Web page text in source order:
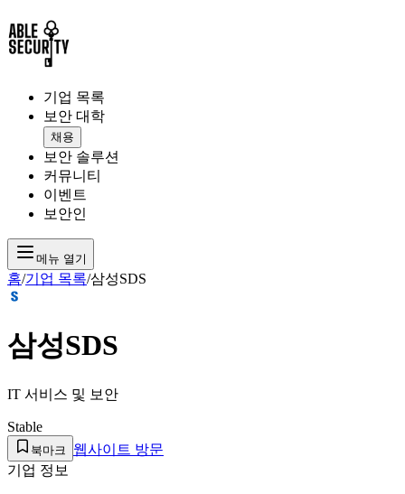
기업 목록
보안 대학
채용
보안 솔루션
커뮤니티
이벤트
보안인
메뉴 열기
홈/기업 목록/삼성SDS
삼성SDS
IT 서비스 및 보안
Stable
북마크
웹사이트 방문
기업 정보